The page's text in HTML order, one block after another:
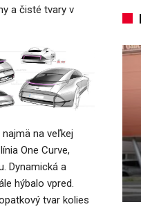
a čisté tvary v
na veľkej
One Curve,
Dynamická a
hýbalo vpred.
tvar kolies
vynechať!
2026 0